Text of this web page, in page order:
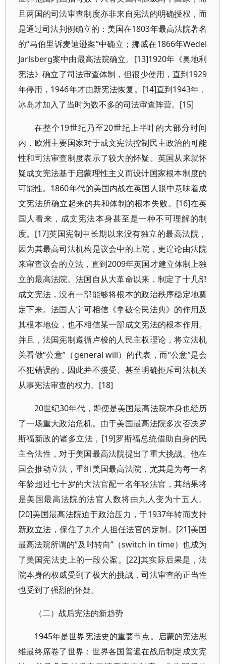
且两国的司法审查制度亦非来自宪法的明确授权，而
是通过司法判例确立的：美国在1803年最高法院著名
的“马伯里诉麦迪逊案”中确立；挪威在1866年Wedel
Jarlsberg案中由最高法院确立。[13]1920年《奥地利
宪法》确立了司法审查体制，但很少使用，直到1929
年停用，1946年才由新宪法恢复。[14]直到1943年，
冰岛才加入了当时为数不多的司法审查阵营。[15]
在整个19世纪乃至20世纪上半叶的大部分时间
内，欧洲主要国家对于成文宪法控制民主政治的可能
性和司法审查制度表示了较大的怀疑。英国从来就怀
疑成文宪法基于启蒙理性主义而设计国家根本制度的
可能性。1860年代的美国内战在英国人眼中意味着成
文宪法所确立起来的共和体制的根本失败。[16]在英
国人看来，成文宪法本身甚至是一种不可理解的制
度。[17]英国宪制中长期以来没有独立的最高法院，
因为其最高司法机构是议会中的上院，更遑论由法院
来审查议会的立法，直到2009年英国才建立体制上独
立的最高法院。法国自从大革命以来，制定了十几部
成文宪法，没有一部能够将根本的政治秩序稳定地奠
定下来。法国人宁可相信《拿破仑民法典》的作用及
其根本地位，也不相信某一部成文宪法的根本作用。
并且，法国宪制遵循卢梭的人民主权理论，将立法机
关看做“公意”（general will）的代表，而“公意”是会
不犯错误的，因此并不接受、甚至明确拒斥司法机关
从事宪法审查的权力。[18]
20世纪30年代，即便是美国最高法院本身也经历
了一场重大政治危机。由于美国最高法院多次否决罗
斯福新政的诸多立法，[19]罗斯福总统借助自身的民
主合法性，对于美国最高法院提出了重大挑战。他在
国会推动立法，重组美国最高法院，尤其是为每一名
年龄超过七十岁的大法官配一名年轻法官，其结果将
是美国最高法院的法官人数将由九人变为十五人。
[20]美国最高法院迫于政治压力，于1937年转而支持
新政立法，保住了九个人担任法官的定制。[21]美国
最高法院所谓的“及时转向”（switch in time）也成为
了美国宪法史上的一段公案。[22]其实际后果是，法
院本身的权威受到了极大的挑战，司法审查的正当性
也受到了强烈的怀疑。
（二）战后宪法的新趋势
1945年是世界宪法史的重要节点。启蒙的宪法思
维最终席卷了世界：世界各国普遍在战后制定成文宪